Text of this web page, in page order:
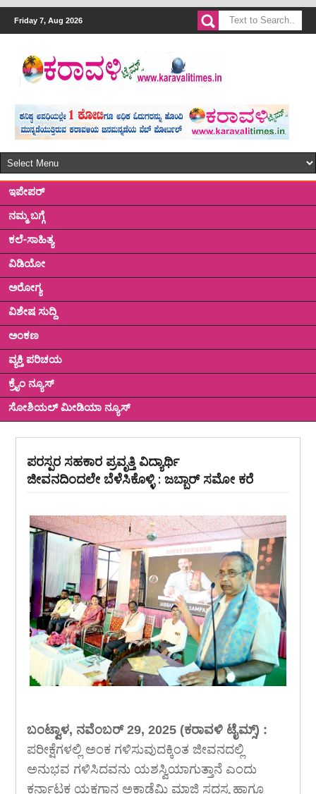
Friday 7, Aug 2026
ಇಪೇಪರ್
ನಮ್ಮ ಬಗ್ಗೆ
ಕಲೆ-ಸಾಹಿತ್ಯ
ವಿಡಿಯೋ
ಅರೋಗ್ಯ
ವಿಶೇಷ ಸುದ್ದಿ
ಅಂಕಣ
ವ್ಯಕ್ತಿ ಪರಿಚಯ
ಕ್ರೈಂ ನ್ಯೂಸ್
ಸೋಶಿಯಲ್ ಮೀಡಿಯಾ ನ್ಯೂಸ್
ಪರಸ್ಪರ ಸಹಕಾರ ಪ್ರವೃತ್ತಿ ವಿದ್ಯಾರ್ಥಿ
ಜೀವನದಿಂದಲೇ ಬೆಳೆಸಿಕೊಳ್ಳಿ : ಜಬ್ಬಾರ್ ಸಮೋ ಕರೆ
ಬಂಟ್ವಾಳ, ನವೆಂಬರ್ 29, 2025 (ಕರಾವಳಿ ಟೈಮ್ಸ್) :
ಪರೀಕ್ಷೆಗಳಲ್ಲಿ ಅಂಕ ಗಳಿಸುವುದಕ್ಕಿಂತ ಜೀವನದಲ್ಲಿ
ಅನುಭವ ಗಳಿಸಿದವನು ಯಶಸ್ವಿಯಾಗುತ್ತಾನೆ ಎಂದು
ಕರ್ನಾಟಕ ಯಕ್ಷಗಾನ ಅಕಾಡೆಮಿ ಮಾಜಿ ಸದಸ್ಯ ಹಾಗೂ